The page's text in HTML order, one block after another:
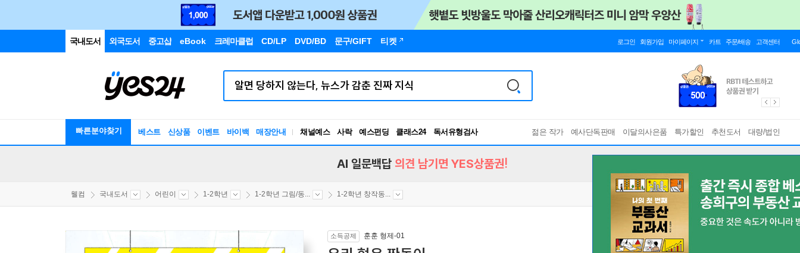
국내도서 외국도서 중고샵 eBook 크레마클럽 CD/LP DVD/BD 문구/GIFT 티켓 로그인 회원가입 마이페이지 카트 주문/배송 고객센터
빠른분야찾기 베스트 신상품 이벤트 바이백 매장안내 채널예스 사락 예스펀딩 클래스24
독서유형검사
RBTI Lab
젊은 작가 예사단독판매 이달의사은품 특가할인 추천도서 대량/법인
AI 일문백답 의견 남기면 YES상품권!
웰컴 국내도서 어린이 1-2학년 1-2학년 그림/동... 1-2학년 창작동...
소득공제 훈훈 형제-01